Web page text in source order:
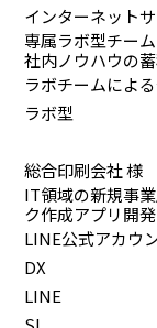
インターネット
専属ラボ型チー
社内ノウハウの
ラボチームによ
ラボ型
総合印刷会社 様
IT領域の新規事
ク作成アプリ開発
LINE公式アカウ
DX
LINE